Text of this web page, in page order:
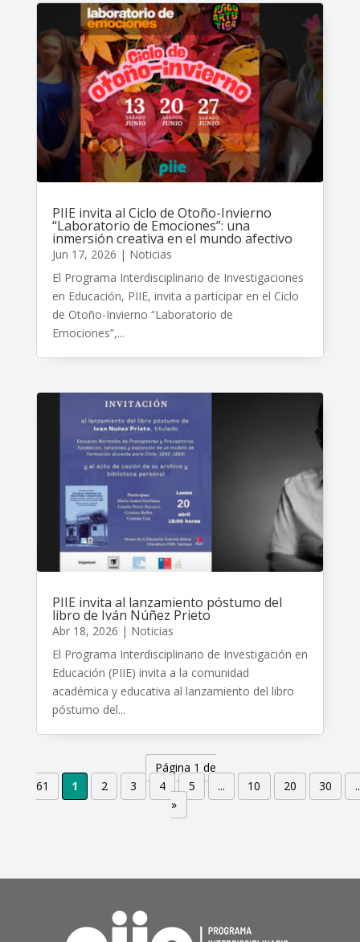
PIIE invita al Ciclo de Otoño-Invierno
“Laboratorio de Emociones”: una
inmersión creativa en el mundo afectivo
Jun 17, 2026 | Noticias
El Programa Interdisciplinario de Investigaciones
en Educación, PIIE, invita a participar en el Ciclo
de Otoño-Invierno “Laboratorio de
Emociones”,...
PIIE invita al lanzamiento póstumo del
libro de Iván Núñez Prieto
Abr 18, 2026 | Noticias
El Programa Interdisciplinario de Investigación en
Educación (PIIE) invita a la comunidad
académica y educativa al lanzamiento del libro
póstumo del...
Página 1 de
61
1 2 3 4 5 ... 10 20 30
»